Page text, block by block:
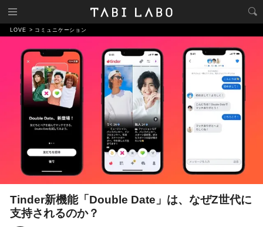
LOVE コミュニケーション
Tinder新機能「Double Date」は、なぜZ世代に
支持されるのか？